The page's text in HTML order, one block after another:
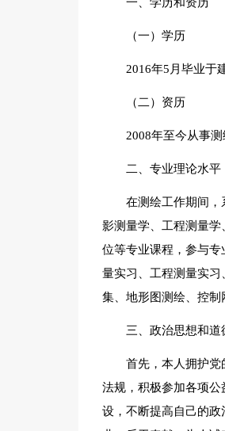
（一）学历
2016年5月毕业于
（二）资历
2008年至今从事测
二、专业理论水平
在测绘工作期间
影测量学、工程测量
位等专业课程，参与
量实习、工程测量实
集、地形图测绘、控制
三、政治思想和道
首先，本人拥护
法规，积极参加各项
设，不断提高自己的